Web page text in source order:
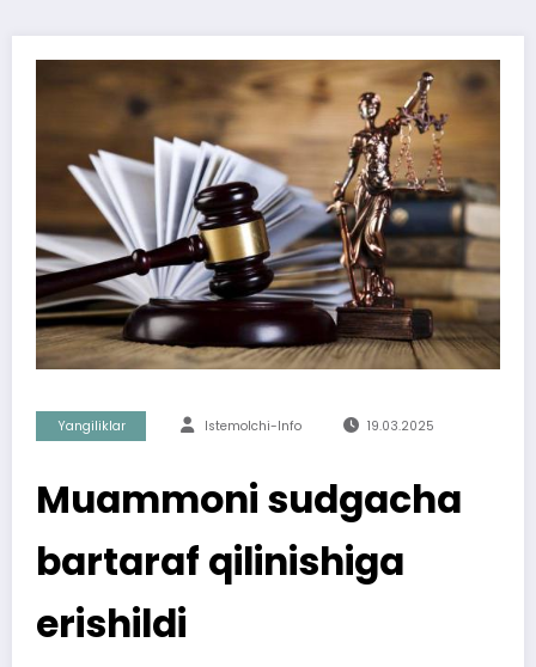
Yangiliklar Istemolchi-Info 19.03.2025
Muammoni sudgacha
bartaraf qilinishiga
erishildi